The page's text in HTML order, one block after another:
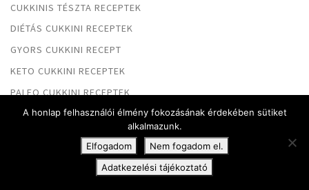
CUKKINIS TÉSZTA RECEPTEK
DIÉTÁS CUKKINI RECEPTEK
GYORS CUKKINI RECEPT
KETO CUKKINI RECEPTEK
PALEO CUKKINI RECEPTEK
RAKOTT CUKKINI RECEPTEK
RÁNTOTT CUKKINI RECEPTEK
SERPENYŐS CUKKINI RECEPTEK
SERPENYŐS CUKKINIS CSIRKEMELL
A honlap felhasználói élmény fokozásának érdekében sütiket
alkalmazunk.
Elfogadom
Nem fogadom el.
Adatkezelési tájékoztató